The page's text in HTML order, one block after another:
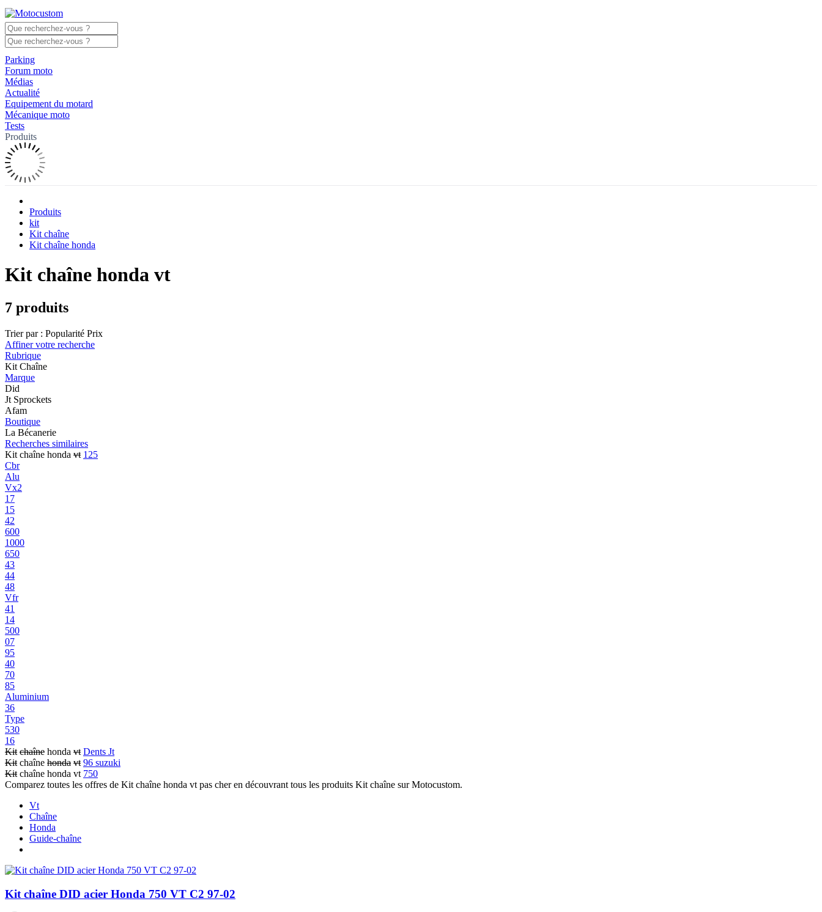
Parking
Forum moto
Médias
Actualité
Equipement du motard
Mécanique moto
Tests
Produits
Produits
kit
Kit chaîne
Kit chaîne honda
Kit chaîne honda vt
7 produits
Trier par : Popularité Prix
Affiner votre recherche
Rubrique
Kit Chaîne
Marque
Did
Jt Sprockets
Afam
Boutique
La Bécanerie
Recherches similaires
Kit chaîne honda vt 125
Cbr
Alu
Vx2
17
15
42
600
1000
650
43
44
48
Vfr
41
14
500
07
95
40
70
85
Aluminium
36
Type
530
16
Kit chaîne honda vt Dents Jt
Kit chaîne honda vt 96 suzuki
Kit chaîne honda vt 750
Comparez toutes les offres de Kit chaîne honda vt pas cher en découvrant tous les produits Kit chaîne sur Motocustom.
Vt
Chaîne
Honda
Guide-chaîne
Kit chaîne DID acier Honda 750 VT C2 97-02